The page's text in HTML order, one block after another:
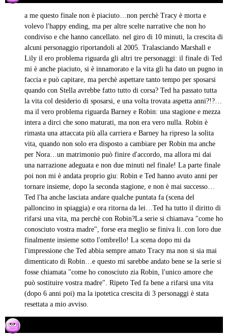
a me questo finale non è piaciuto…non perchè Tracy è morta e
volevo l'happy ending, ma per altre scelte narrative che non ho
condiviso e che hanno cancellato. nel giro di 10 minuti, la crescita di
alcuni personaggio riportandoli al 2005. Tralasciando Marshall e
Lily il ero problema riguarda gli altri tre personaggi: il finale di Ted
mi è anche piaciuto, si è innamorato e la vita gli ha dato un pugno in
faccia e può capitare, ma perchè aspettare tanto tempo per sposarsi
quando con Stella avrebbe fatto tutto di corsa? Ted ha passato tutta
la vita col desiderio di sposarsi, e una volta trovata aspetta anni?!?…
ma il vero problema riguarda Barney e Robin: una stagione e mezza
intera a dirci che sono maturati, ma non era vero nulla. Robin è
rimasta una attaccata più alla carriera e Barney ha ripreso la solita
vita, quando non solo era disposto a cambiare per Robin ma anche
per Nora…un matrimonio può finire d'accordo, ma allora mi dai
una narrazione adeguata e non due minuti nel finale! La parte finale
poi non mi è andata proprio giu: Robin e Ted hanno avuto anni per
tornare insieme, dopo la seconda stagione, e non è mai successo…
Ted l'ha anche lasciata andare qualche puntata fa (scena del
palloncino in spiaggia) e ora ritorna da lei…Ted ha tutto il diritto di
rifarsi una vita, ma perchè con Robin?La serie si chiamava "come ho
conosciuto vostra madre", forse era meglio se finiva li..con loro due
finalmente insieme sotto l'ombrello! La scena dopo mi da
l'impressione che Ted abbia sempre amato Tracy ma non si sia mai
dimenticato di Robin…e questo mi sarebbe andato bene se la serie si
fosse chiamata "come ho conosciuto zia Robin, l'unico amore che
può sostituire vostra madre". Ripeto Ted fa bene a rifarsi una vita
(dopo 6 anni poi) ma la ipotetica crescita di 3 personaggi è stata
resettata a mio avviso.